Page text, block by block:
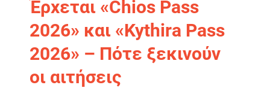
Έρχεται «Chios Pass
2026» και «Kythira Pass
2026» – Πότε ξεκινούν
οι αιτήσεις